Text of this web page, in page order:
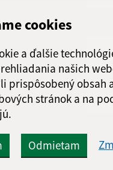
cookies
a ďalšie
našich
prispôsobený obsah
stránok a na
Odmietam
Google reCaptcha
Odoslať
správu